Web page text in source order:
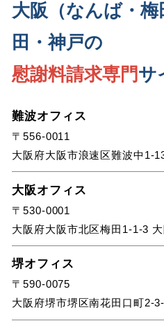
大阪（なんば・梅
田・神戸の
慰謝料請求専門サ
難波オフィス
〒556-0011
大阪府大阪市浪速区難波中1-
大阪オフィス
〒530-0001
大阪府大阪市北区梅田1-1-3
堺オフィス
〒590-0075
大阪府堺市堺区南花田口町2-